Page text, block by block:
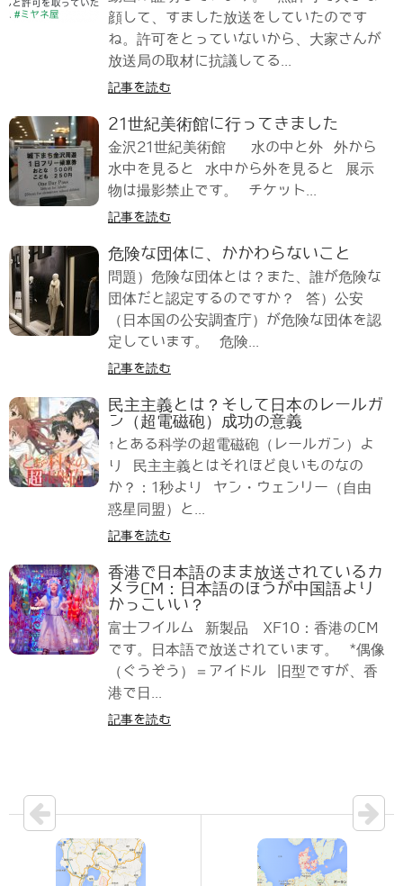
顔して、すました放送をしていたのです
ね。許可をとっていないから、大家さんが
放送局の取材に抗議してる...
記事を読む
21世紀美術館に行ってきました
金沢21世紀美術館 水の中と外 外から
水中を見ると 水中から外を見ると 展示
物は撮影禁止です。 チケット...
記事を読む
危険な団体に、かかわらないこと
問題）危険な団体とは？また、誰が危険な
団体だと認定するのですか？ 答）公安
（日本国の公安調査庁）が危険な団体を認
定しています。 危険...
記事を読む
民主主義とは？そして日本のレールガ
ン（超電磁砲）成功の意義
↑とある科学の超電磁砲（レールガン）よ
り 民主主義とはそれほど良いものなの
か？：1秒より ヤン・ウェンリー（自由
惑星同盟）と...
記事を読む
香港で日本語のまま放送されているカ
メラCM：日本語のほうが中国語より
かっこいい？
富士フイルム 新製品 XF10：香港のCM
です。日本語で放送されています。 *偶像
（ぐうぞう）＝アイドル 旧型ですが、香
港で日...
記事を読む